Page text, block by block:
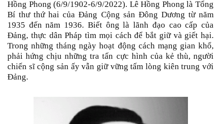
Hồng Phong (6/9/1902-6/9/2022). Lê Hồng Phong là Tổng
Bí thư thứ hai của Đảng Cộng sản Đông Dương từ năm
1935 đến năm 1936. Biết ông là lãnh đạo cao cấp của
Đảng, thực dân Pháp tìm mọi cách để bắt giữ và giết hại.
Trong những tháng ngày hoạt động cách mạng gian khổ,
phải hứng chịu những tra tấn cực hình của kẻ thù, người
chiến sĩ cộng sản ấy vẫn giữ vững tấm lòng kiên trung với
Đảng.